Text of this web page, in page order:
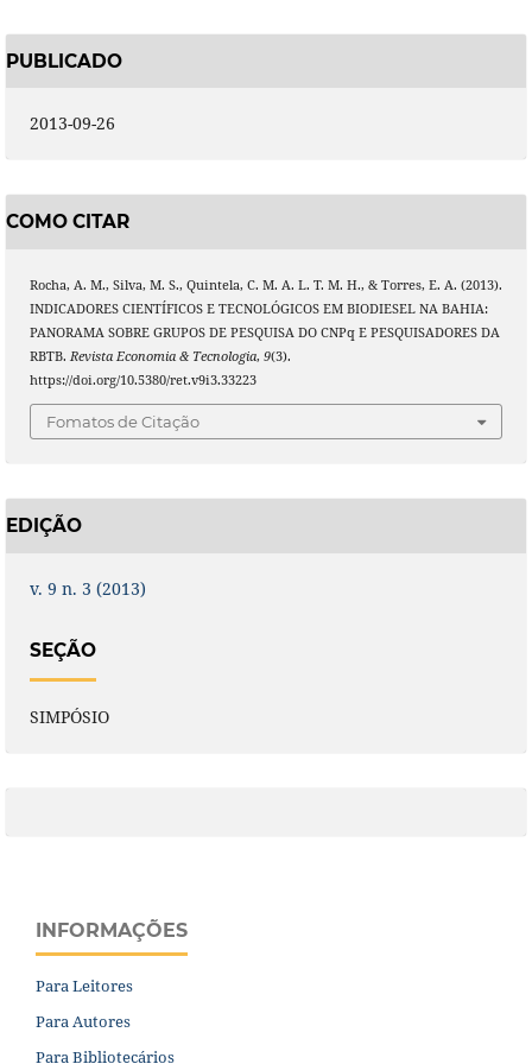
PUBLICADO
2013-09-26
COMO CITAR
Rocha, A. M., Silva, M. S., Quintela, C. M. A. L. T. M. H., & Torres, E. A. (2013).
INDICADORES CIENTÍFICOS E TECNOLÓGICOS EM BIODIESEL NA BAHIA:
PANORAMA SOBRE GRUPOS DE PESQUISA DO CNPq E PESQUISADORES DA
RBTB. Revista Economia & Tecnologia, 9(3).
https://doi.org/10.5380/ret.v9i3.33223
Fomatos de Citação
EDIÇÃO
v. 9 n. 3 (2013)
SEÇÃO
SIMPÓSIO
INFORMAÇÕES
Para Leitores
Para Autores
Para Bibliotecários